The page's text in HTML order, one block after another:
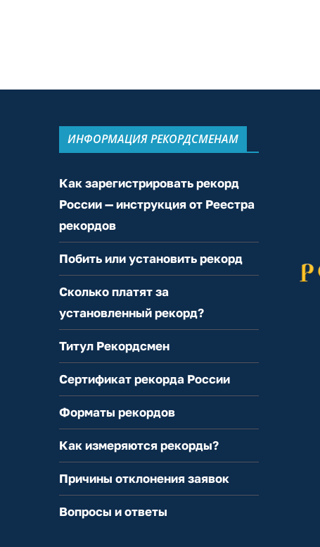
ИНФОРМАЦИЯ РЕКОРДСМЕНАМ
Как зарегистрировать рекорд
России — инструкция от Реестра
рекордов
Побить или установить рекорд
Сколько платят за
установленный рекорд?
Титул Рекордсмен
Сертификат рекорда России
Форматы рекордов
Как измеряются рекорды?
Причины отклонения заявок
Вопросы и ответы